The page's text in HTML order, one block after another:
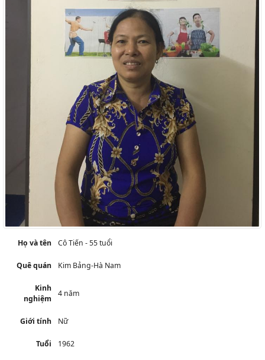
Họ và tên Cô Tiến - 55 tuổi
Quê quán Kim Bảng-Hà Nam
Kinh
nghiệm
4 năm
Giới tính Nữ
Tuổi 1962